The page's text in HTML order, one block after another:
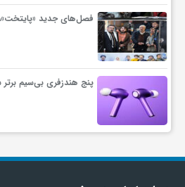
فصل‌های جدید
پنج هندزفری بی‌سیم برتر سال